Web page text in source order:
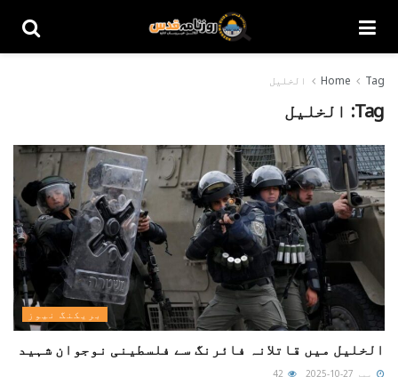
Home Tag الخلیل
Tag: الخلیل
بریکنگ نیوز
الخلیل میں قاتلانہ فائرنگ سے فلسطینی نوجوان شہید
پیر 27-10-2025